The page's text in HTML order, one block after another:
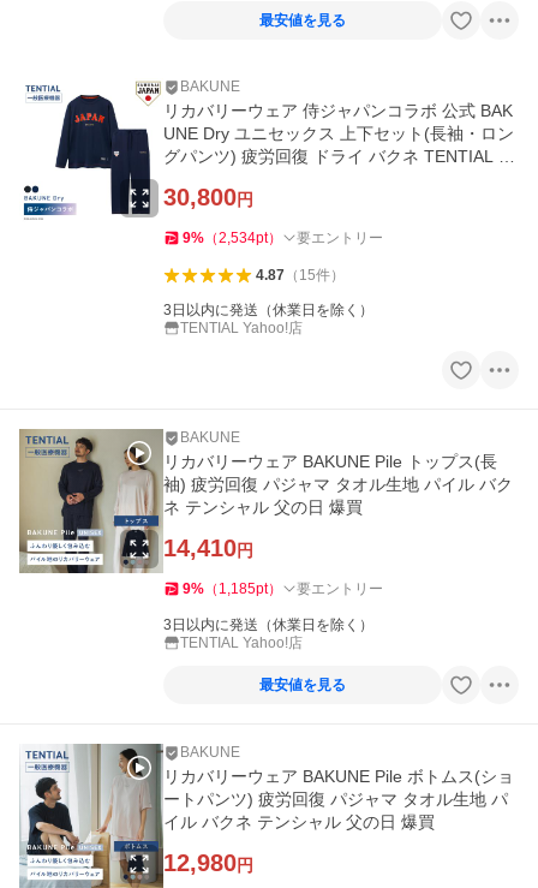
最安値を見る
BAKUNE
リカバリーウェア 侍ジャパンコラボ 公式 BAK
UNE Dry ユニセックス 上下セット(長袖・ロン
グパンツ) 疲労回復 ドライ バクネ TENTIAL 一
30,800円
9% （2,534pt） 要エントリー
4.87（ 15件）
3日以内に発送（休業日を除く）
TENTIAL Yahoo!店
BAKUNE
リカバリーウェア BAKUNE Pile トップス(長
袖) 疲労回復 パジャマ タオル生地 パイル バク
ネ テンシャル 父の日 爆買
14,410円
9% （ 1,185pt） 要エントリー
3日以内に発送（休業日を除く）
TENTIAL Yahoo!店
最安値を見る
BAKUNE
リカバリーウェア BAKUNE Pile ボトムス(ショ
ートパンツ) 疲労回復 パジャマ タオル生地 パ
イル バクネ テンシャル 父の日 爆買
12,980円